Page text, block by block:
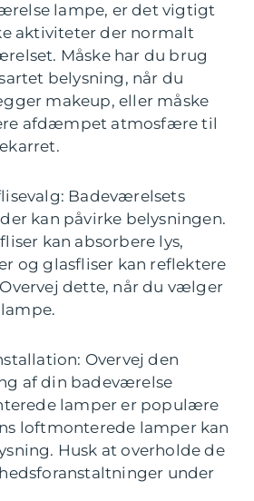
lampe, er det vigtigt
aktiviteter der normalt
Måske har du brug
belysning, når du
makeup, eller måske
afdæmpet atmosfære til
Badeværelsets
kan påvirke belysningen.
kan absorbere lys,
og glasfliser kan reflektere
dette, når du vælger
Overvej den
af din badeværelse
lamper er populære
loftmonterede lamper kan
Husk at overholde de
under